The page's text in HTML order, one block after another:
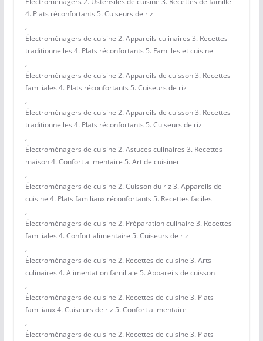
4. Plats réconfortants 5. Cuiseurs de riz
,
Électroménagers de cuisine 2. Appareils culinaires 3. Recettes
traditionnelles 4. Plats réconfortants 5. Familles et cuisine
,
Électroménagers de cuisine 2. Appareils de cuisson 3. Recettes
familiales 4. Plats réconfortants 5. Cuiseurs de riz
,
Électroménagers de cuisine 2. Appareils de cuisson 3. Recettes
traditionnelles 4. Plats réconfortants 5. Cuiseurs de riz
,
Électroménagers de cuisine 2. Astuces culinaires 3. Recettes
maison 4. Confort alimentaire 5. Art de cuisiner
,
Électroménagers de cuisine 2. Cuisson du riz 3. Appareils de
cuisine 4. Plats familiaux réconfortants 5. Recettes faciles
,
Électroménagers de cuisine 2. Préparation culinaire 3. Recettes
familiales 4. Confort alimentaire 5. Cuiseurs de riz
,
Électroménagers de cuisine 2. Recettes de cuisine 3. Arts
culinaires 4. Alimentation familiale 5. Appareils de cuisson
,
Électroménagers de cuisine 2. Recettes de cuisine 3. Plats
familiaux 4. Cuiseurs de riz 5. Confort alimentaire
,
Électroménagers de cuisine 2. Recettes de cuisine 3. Plats